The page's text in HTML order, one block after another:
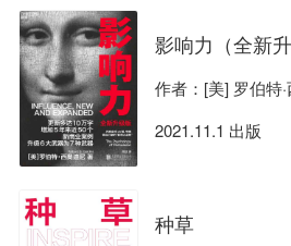
影响力（全新升
作者：[美] 罗伯特
2021.11.1 出版
种草